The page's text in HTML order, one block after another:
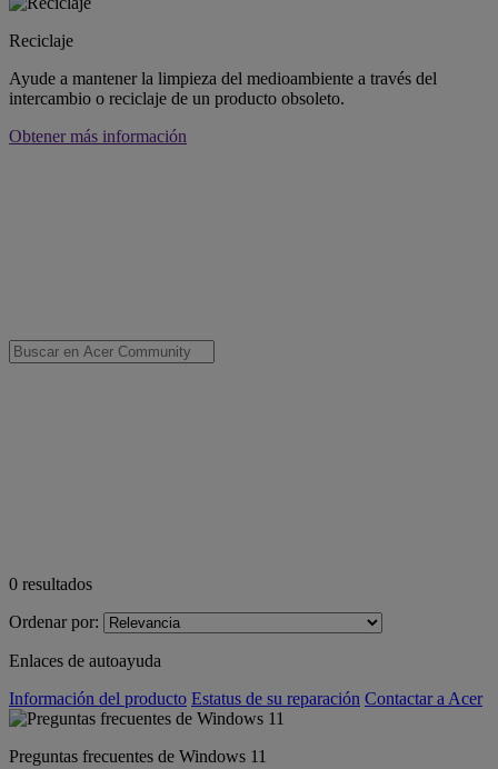
Reciclaje
Ayude a mantener la limpieza del medioambiente a través del
intercambio o reciclaje de un producto obsoleto.
Obtener más información
0 resultados
Ordenar por:
Enlaces de autoayuda
Información del producto Estatus de su reparación Contactar a Acer
Preguntas frecuentes de Windows 11